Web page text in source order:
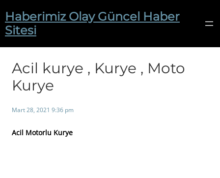
geçHaberimiz Olay Güncel Haber
Sitesi
Acil kurye , Kurye , Moto
Kurye
Mart 28, 2021 9:36 pm
Acil Motorlu Kurye